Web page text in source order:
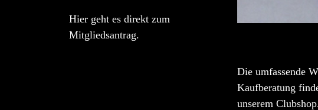
Hier geht es direkt zum
Mitgliedsantrag.
Die umfassende
Kaufberatung
unserem